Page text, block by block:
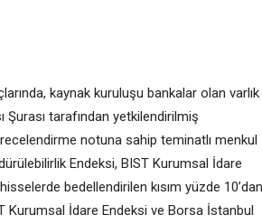
kaynak kuruluşu bankalar olan varlık
tarafından yetkilendirilmiş
notuna sahip teminatlı menkul
Endeksi, BIST Kurumsal İdare
bedellendirilen kısım yüzde 10’dan
Kurumsal İdare Endeksi ve Borsa İstanbul